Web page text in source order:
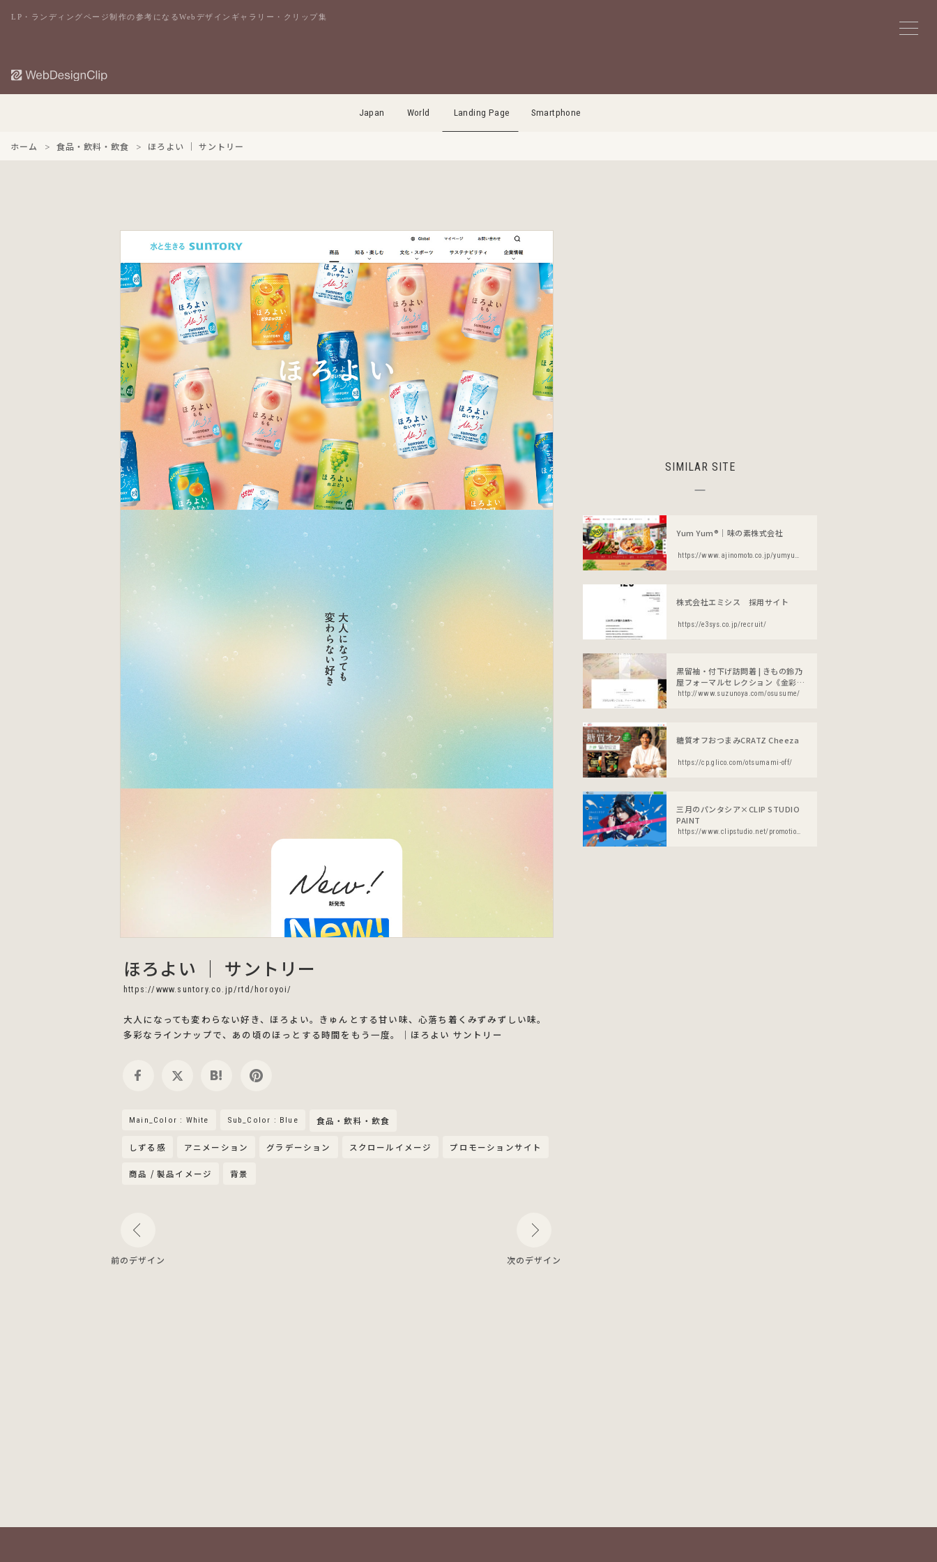
LP・ランディングページ制作の参考になるWebデザインギャラリー・クリップ集
Japan World Landing Page Smartphone
ホーム 食品・飲料・飲食 ほろよい ｜ サントリー
ほろよい ｜ サントリー
https://www.suntory.co.jp/rtd/horoyoi/
大人になっても変わらない好き、ほろよい。きゅんとする甘い味、心落ち着くみずみずしい味。
多彩なラインナップで、あの頃のほっとする時間をもう一度。｜ほろよい サントリー
Main_Color : White Sub_Color : Blue 食品・飲料・飲食
しずる感 アニメーション グラデーション スクロールイメージ プロモーションサイト
商品 / 製品イメージ 背景
SIMILAR SITE
Yum Yum®｜味の素株式会社
https://www.ajinomoto.co.jp/yumyum/
株式会社エミシス 採用サイト
https://e3sys.co.jp/recruit/
黒留袖・付下げ訪問着 | きもの鈴乃
屋フォーマルセレクション《金彩友
禅》
http://www.suzunoya.com/osusume/
糖質オフおつまみCRATZ Cheeza
https://cp.glico.com/otsumami-off/
三月のパンタシア×CLIP STUDIO
PAINT
https://www.clipstudio.net/promotion/phantasia